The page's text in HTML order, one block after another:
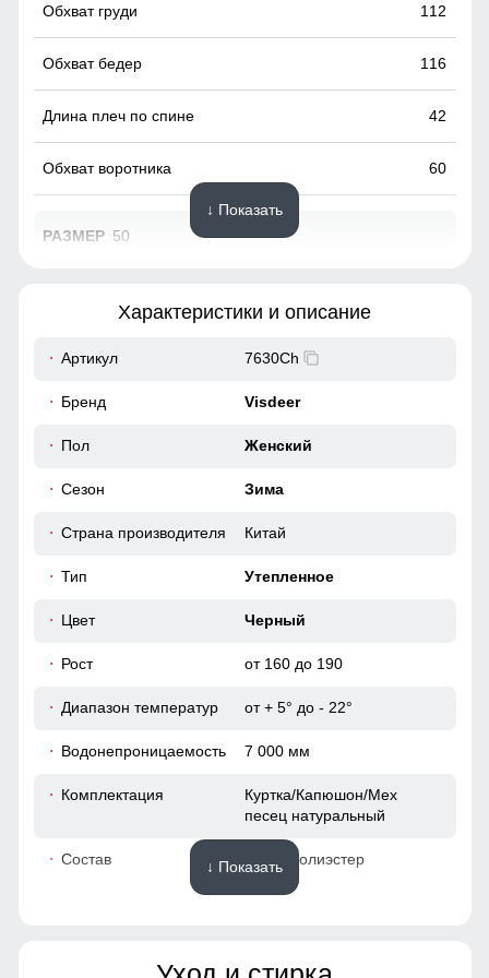
Это специальные элементы, предназначенные для
Они помогают защитить от ветра и дождя, обеспечивая
Вместительные карманы!
использования. Они легко вмещают телефон, перчатки и
сумки. Карманы расположены удобно и защищены от
112
116
42
60
50
↓ Показать
Характеристики и описание
Артикул 7630Ch
Бренд Visdeer
Пол Женский
Сезон Зима
Страна производителя Китай
Тип Утепленное
Цвет Черный
Рост от 160 до 190
Диапазон температур от + 5° до - 22°
Водонепроницаемость 7 000 мм
Комплектация
Куртка/Капюшон/Мех
песец натуральный
Состав 100% Полиэстер
Мембранные материалы,
↓ Показать